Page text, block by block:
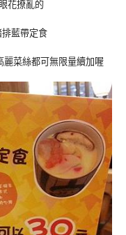
花撩亂的
藍帶定食
麗菜絲都可無限量續加喔